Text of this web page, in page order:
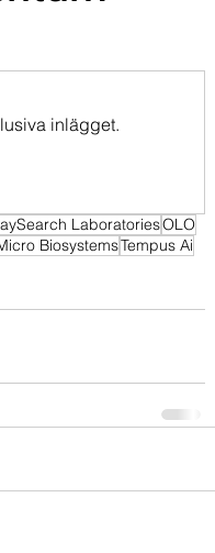
inlägget.
LaboratoriesOLO
BiosystemsTempus Ai